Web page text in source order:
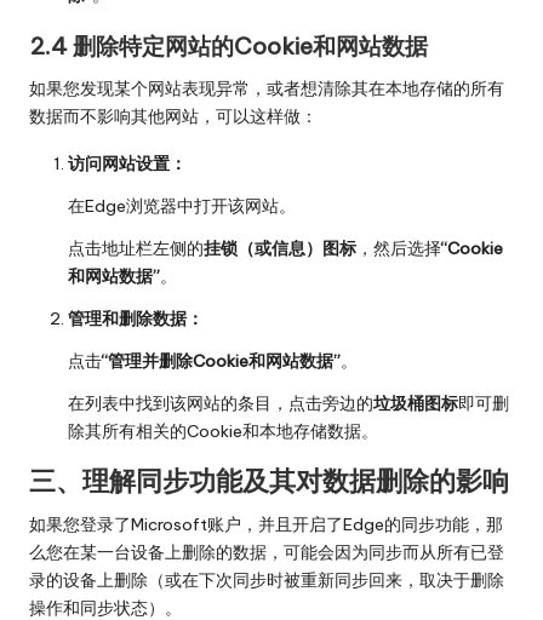
2.4 删除特定网站的Cookie和网站数据
如果您发现某个网站表现异常，或者想清除其在本地存储的所有
数据而不影响其他网站，可以这样做：
访问网站设置：
在Edge浏览器中打开该网站。
点击地址栏左侧的挂锁（或信息）图标 ，然后选择“Cookie
和网站数据”。
管理和删除数据：
点击“管理并删除Cookie和网站数据”。
在列表中找到该网站的条目，点击旁边的垃圾桶图标即可删
除其所有相关的Cookie和本地存储数据。
三、理解同步功能及其对数据删除的影响
如果您登录了Microsoft账户，并且开启了Edge的同步功能，那
么您在某一台设备上删除的数据，可能会因为同步而从所有已登
录的设备上删除（或在下次同步时被重新同步回来，取决于删除
操作和同步状态）。